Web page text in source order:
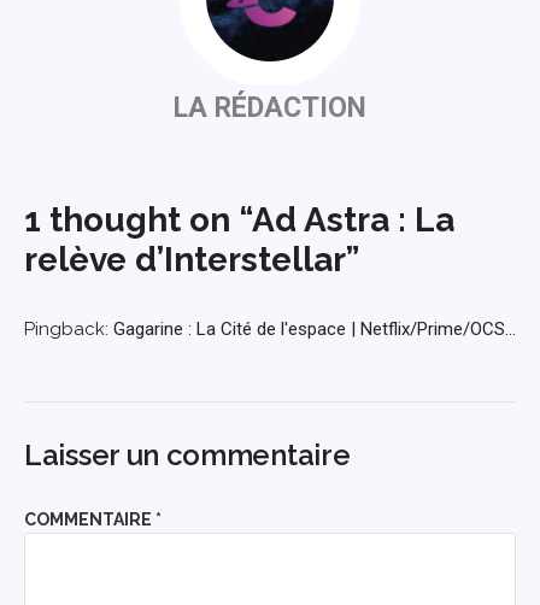
LA RÉDACTION
1 thought on “Ad Astra : La
relève d’Interstellar”
Pingback: Gagarine : La Cité de l'espace | Netflix/Prime/OCS...
Laisser un commentaire
COMMENTAIRE *